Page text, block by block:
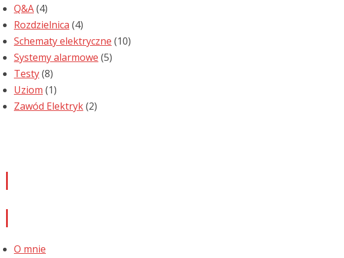
Q&A(4)
Rozdzielnica (4)
Schematy elektryczne (10)
Systemy alarmowe (5)
Testy(8)
Uziom (1)
Zawód Elektryk(2)
O mnie